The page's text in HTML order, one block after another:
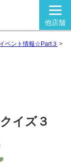
他店舗
ベント情報☆Part３ >
イズ３